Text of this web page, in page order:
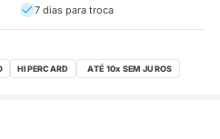
7 dias para troca
HIPERCARD